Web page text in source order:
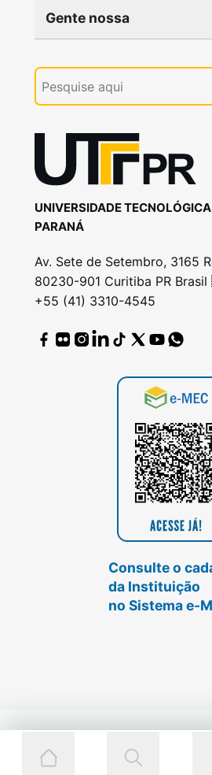
Gente nossa
UNIVERSIDADE
PARANÁ
Av. Sete de Setembro, 3165
80230-901 Curitiba PR
+55 (41) 3310-4545
Consulte o
da Instituição
no Sistema e-